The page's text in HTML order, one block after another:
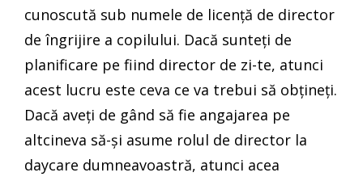
cunoscută sub numele de licență de director
de îngrijire a copilului. Dacă sunteți de
planificare pe fiind director de zi-te, atunci
acest lucru este ceva ce va trebui să obțineți.
Dacă aveți de gând să fie angajarea pe
altcineva să-și asume rolul de director la
daycare dumneavoastră, atunci acea